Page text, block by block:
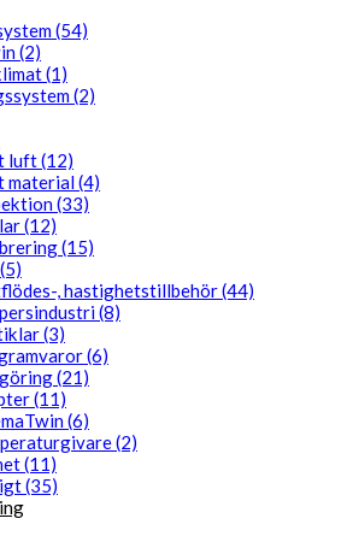
(54)
(2)
(1)
(2)
luft (12)
material (4)
(33)
(12)
(15)
, hastighetstillbehör (44)
(8)
(3)
(6)
(21)
(11)
(6)
(2)
(11)
(35)